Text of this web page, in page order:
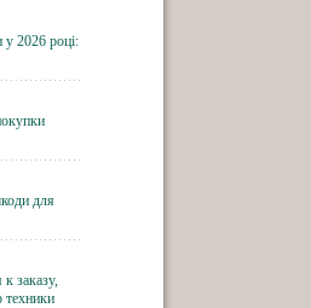
2026 році:
для
заказу,
техники